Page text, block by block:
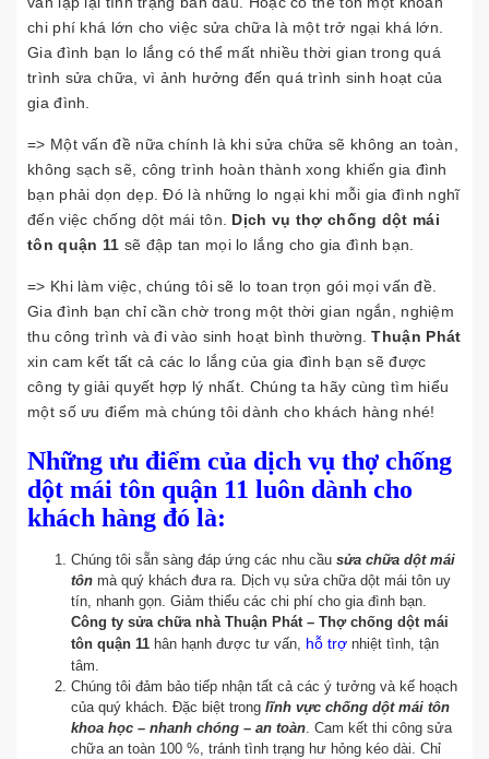
chi phí khá lớn cho việc sửa chữa là một trở ngại khá lớn.
Gia đình bạn lo lắng có thể mất nhiều thời gian trong quá
trình sửa chữa, vì ảnh hưởng đến quá trình sinh hoạt của
gia đình.
=> Một vấn đề nữa chính là khi sửa chữa sẽ không an toàn,
không sạch sẽ, công trình hoàn thành xong khiến gia đình
bạn phải dọn dẹp. Đó là những lo ngại khi mỗi gia đình nghĩ
đến việc chống dột mái tôn. Dịch vụ thợ chống dột mái
tôn quận 11 sẽ đập tan mọi lo lắng cho gia đình bạn.
=> Khi làm việc, chúng tôi sẽ lo toan trọn gói mọi vấn đề.
Gia đình bạn chỉ cần chờ trong một thời gian ngắn, nghiệm
thu công trình và đi vào sinh hoạt bình thường.Thuận Phát
xin cam kết tất cả các lo lắng của gia đình bạn sẽ được
công ty giải quyết hợp lý nhất. Chúng ta hãy cùng tìm hiểu
một số ưu điểm mà chúng tôi dành cho khách hàng nhé!
Những ưu điểm của dịch vụ thợ chống
dột mái tôn quận 11 luôn dành cho
khách hàng đó là:
Chúng tôi sẵn sàng đáp ứng các nhu cầu sửa chữa dột mái
tôn mà quý khách đưa ra. Dịch vụ sửa chữa dột mái tôn uy
tín, nhanh gọn. Giảm thiểu các chi phí cho gia đình bạn.
Công ty sửa chữa nhà Thuận Phát – Thợ chống dột mái
tôn quận 11 hân hạnh được tư vấn, hỗ trợ nhiệt tình, tận
tâm.
Chúng tôi đảm bảo tiếp nhận tất cả các ý tưởng và kế hoạch
của quý khách. Đặc biệt trong lĩnh vực chống dột mái tôn
khoa học – nhanh chóng – an toàn. Cam kết thi công sửa
chữa an toàn 100 %, tránh tình trạng hư hỏng kéo dài. Chỉ